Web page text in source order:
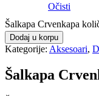
Očisti
Šalkapa Crvenkapa
Dodaj u korpu
Kategorije: Aksesoari,
Šalkapa